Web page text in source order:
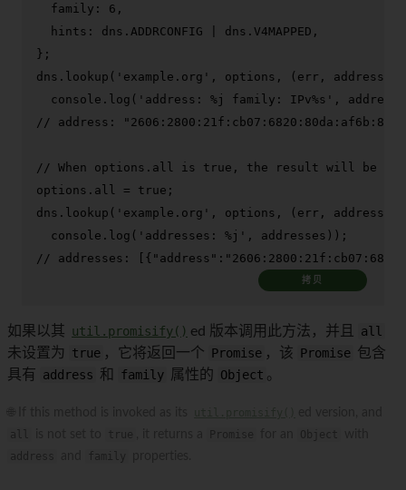
family : 6 ,
hints : dns. ADDRCONFIG | dns. V4MAPPED ,
};
dns. lookup ( 'example.org' , options, ( err, address,
console . log ( 'address: %j family: IPv%s'
// address:
// When options.all is true, the result will be an
options. all = true ;
dns. lookup ( 'example.org' , options, ( err, addresses
console . log ( 'addresses: %j'
// addresses:
拷贝
如果以其 util.promisify() ed 版本调用此方法，并且
all
未设置为
true ，它将返回一个 Promise ，该 Promise 包含
具有
address 和 family 属性的 Object 。